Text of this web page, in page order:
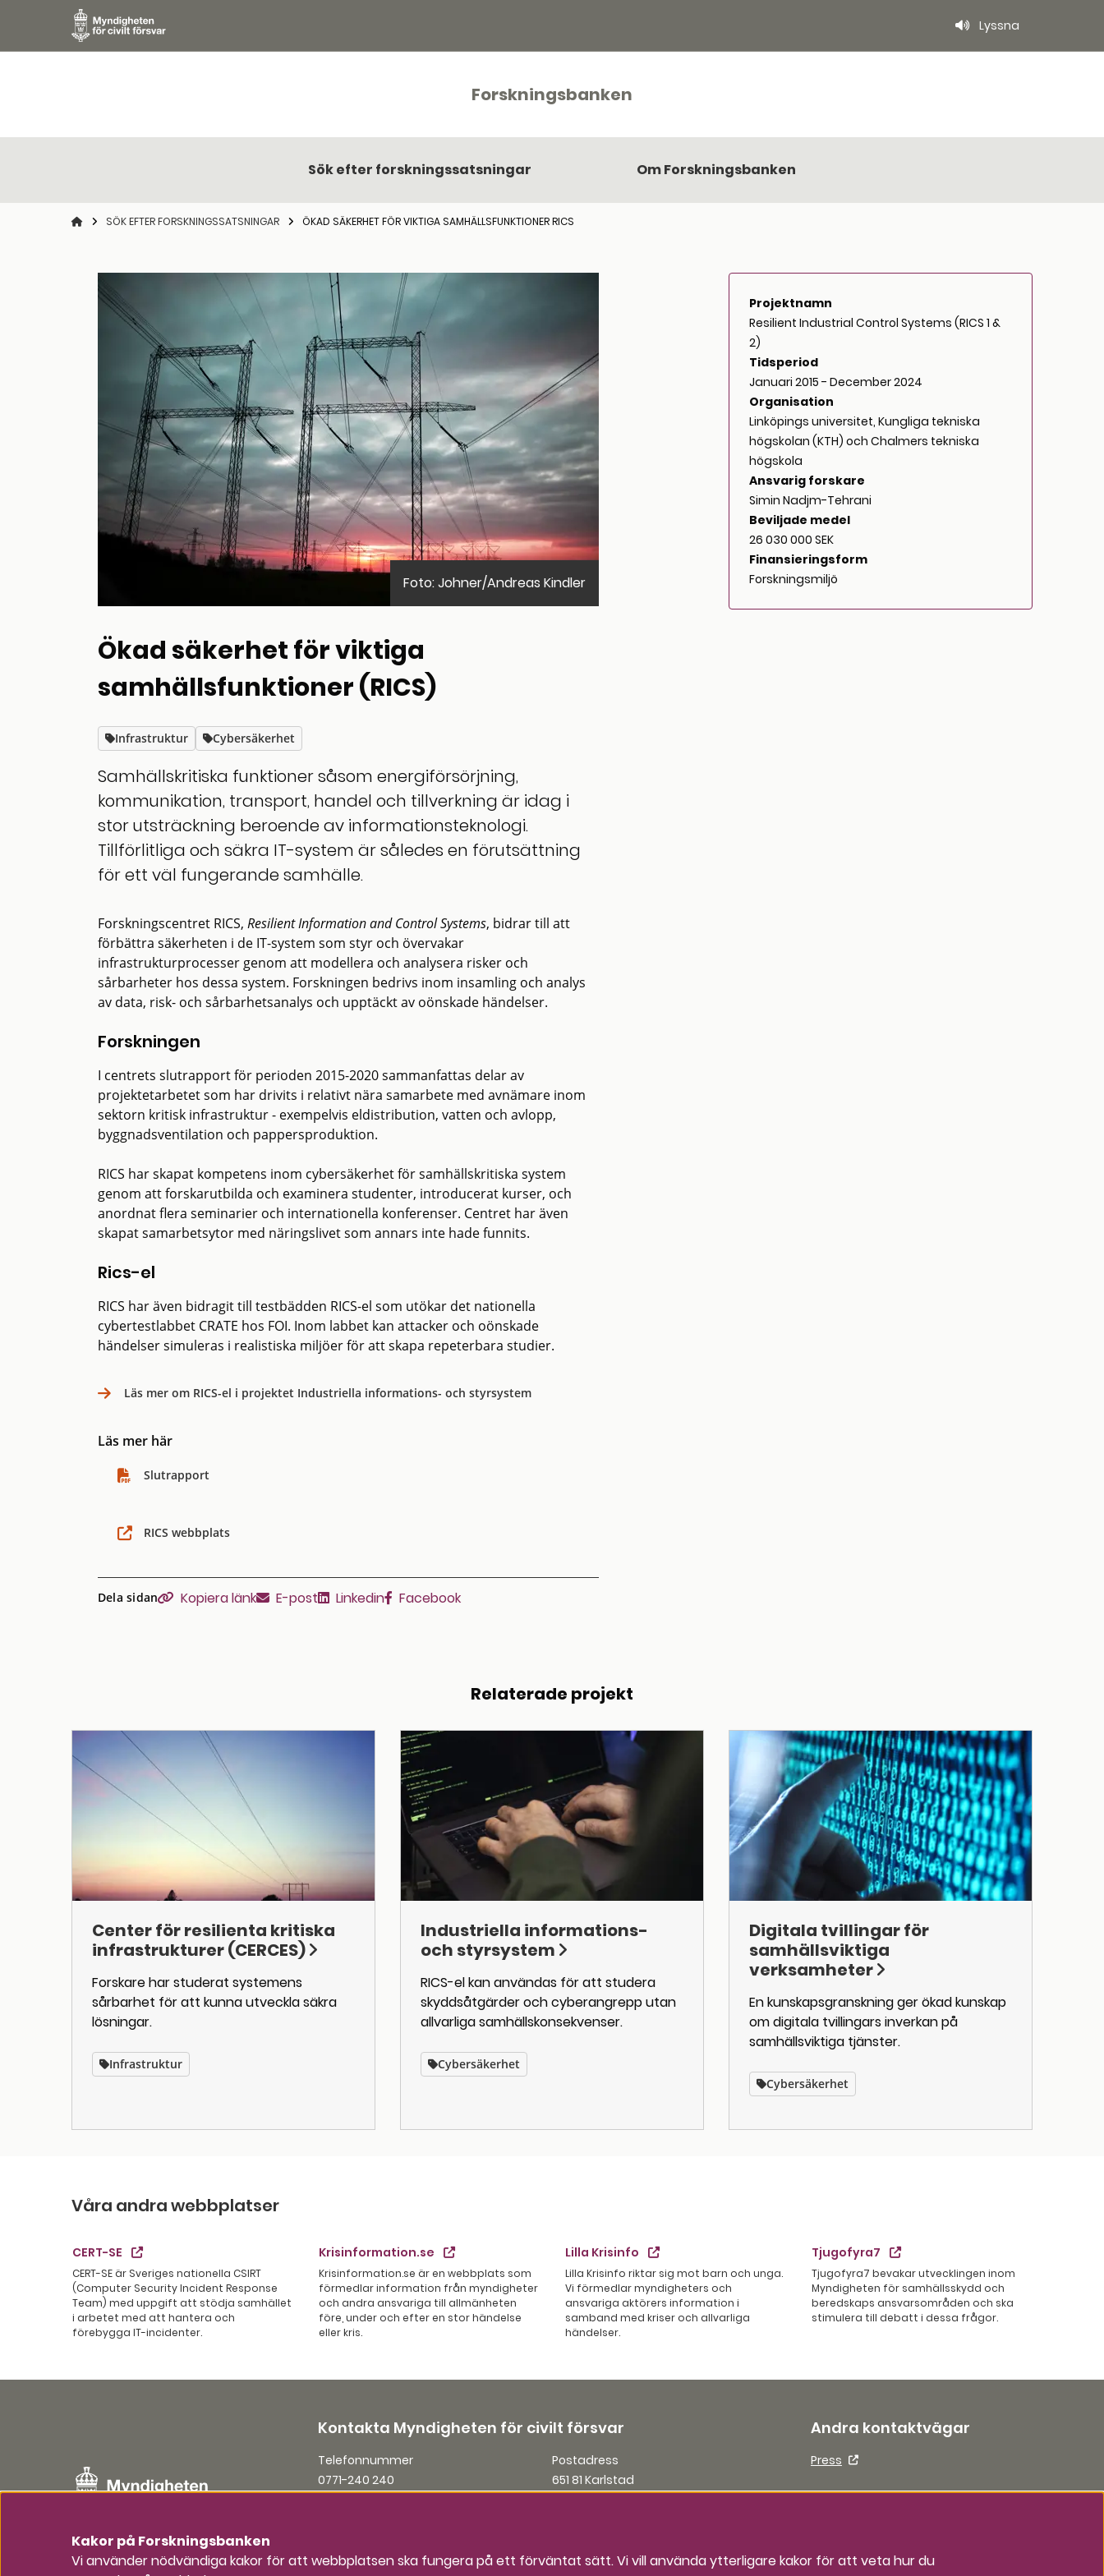
Lyssna
Forskningsbanken
Sök efter forskningssatsningar Om Forskningsbanken
STARTSIDANSÖK EFTER FORSKNINGSSATSNINGAR ÖKAD SÄKERHET FÖR VIKTIGA SAMHÄLLSFUNKTIONER RICS
Foto: Johner/Andreas Kindler
Ökad säkerhet för viktiga
samhällsfunktioner (RICS)
Infrastruktur Cybersäkerhet
Samhällskritiska funktioner såsom energiförsörjning,
kommunikation, transport, handel och tillverkning är idag i
stor utsträckning beroende av informationsteknologi.
Tillförlitliga och säkra IT-system är således en förutsättning
för ett väl fungerande samhälle.
Forskningscentret RICS, Resilient Information and Control Systems, bidrar till att
förbättra säkerheten i de IT-system som styr och övervakar
infrastrukturprocesser genom att modellera och analysera risker och
sårbarheter hos dessa system. Forskningen bedrivs inom insamling och analys
av data, risk- och sårbarhetsanalys och upptäckt av oönskade händelser.
Forskningen
I centrets slutrapport för perioden 2015-2020 sammanfattas delar av
projektetarbetet som har drivits i relativt nära samarbete med avnämare inom
sektorn kritisk infrastruktur - exempelvis eldistribution, vatten och avlopp,
byggnadsventilation och pappersproduktion.
RICS har skapat kompetens inom cybersäkerhet för samhällskritiska system
genom att forskarutbilda och examinera studenter, introducerat kurser, och
anordnat flera seminarier och internationella konferenser. Centret har även
skapat samarbetsytor med näringslivet som annars inte hade funnits.
Rics-el
RICS har även bidragit till testbädden RICS-el som utökar det nationella
cybertestlabbet CRATE hos FOI. Inom labbet kan attacker och oönskade
händelser simuleras i realistiska miljöer för att skapa repeterbara studier.
Läs mer om RICS-el i projektet Industriella informations- och styrsystem
Läs mer här
Slutrapport
RICS webbplats
Dela sidan Kopiera sidans länk
Kopiera länk E-post Linkedin Facebook
Projektnamn
Resilient Industrial Control Systems (RICS 1 &
2)
Tidsperiod
Januari 2015 - December 2024
Organisation
Linköpings universitet, Kungliga tekniska
högskolan (KTH) och Chalmers tekniska
högskola
Ansvarig forskare
Simin Nadjm-Tehrani
Beviljade medel
26 030 000 SEK
Finansieringsform
Forskningsmiljö
Relaterade projekt
Center för resilienta kritiska
infrastrukturer (CERCES)
Forskare har studerat systemens
sårbarhet för att kunna utveckla säkra
lösningar.
Infrastruktur
Industriella informations-
och styrsystem
RICS-el kan användas för att studera
skyddsåtgärder och cyberangrepp utan
allvarliga samhällskonsekvenser.
Cybersäkerhet
Digitala tvillingar för
samhällsviktiga
verksamheter
En kunskapsgranskning ger ökad kunskap
om digitala tvillingars inverkan på
samhällsviktiga tjänster.
Cybersäkerhet
Våra andra webbplatser
CERT-SE
CERT-SE är Sveriges nationella CSIRT
(Computer Security Incident Response
Team) med uppgift att stödja samhället
i arbetet med att hantera och
förebygga IT-incidenter.
Krisinformation.se
Krisinformation.se är en webbplats som
förmedlar information från myndigheter
och andra ansvariga till allmänheten
före, under och efter en stor händelse
eller kris.
Lilla Krisinfo
Lilla Krisinfo riktar sig mot barn och unga.
Vi förmedlar myndigheters och
ansvariga aktörers information i
samband med kriser och allvarliga
händelser.
Tjugofyra7
Tjugofyra7 bevakar utvecklingen inom
Myndigheten för samhällsskydd och
beredskaps ansvarsområden och ska
stimulera till debatt i dessa frågor.
Kontakta Myndigheten för civilt försvar
Telefonnummer
0771-240 240
Postadress
651 81 Karlstad
Andra kontaktvägar
Press
Kakor på Forskningsbanken
Vi använder nödvändiga kakor för att webbplatsen ska fungera på ett förväntat sätt. Vi vill använda ytterligare kakor för att veta hur du